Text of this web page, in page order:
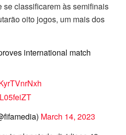
se classificarem às semifinais
oito jogos, um mais dos
international match
March 14, 2023